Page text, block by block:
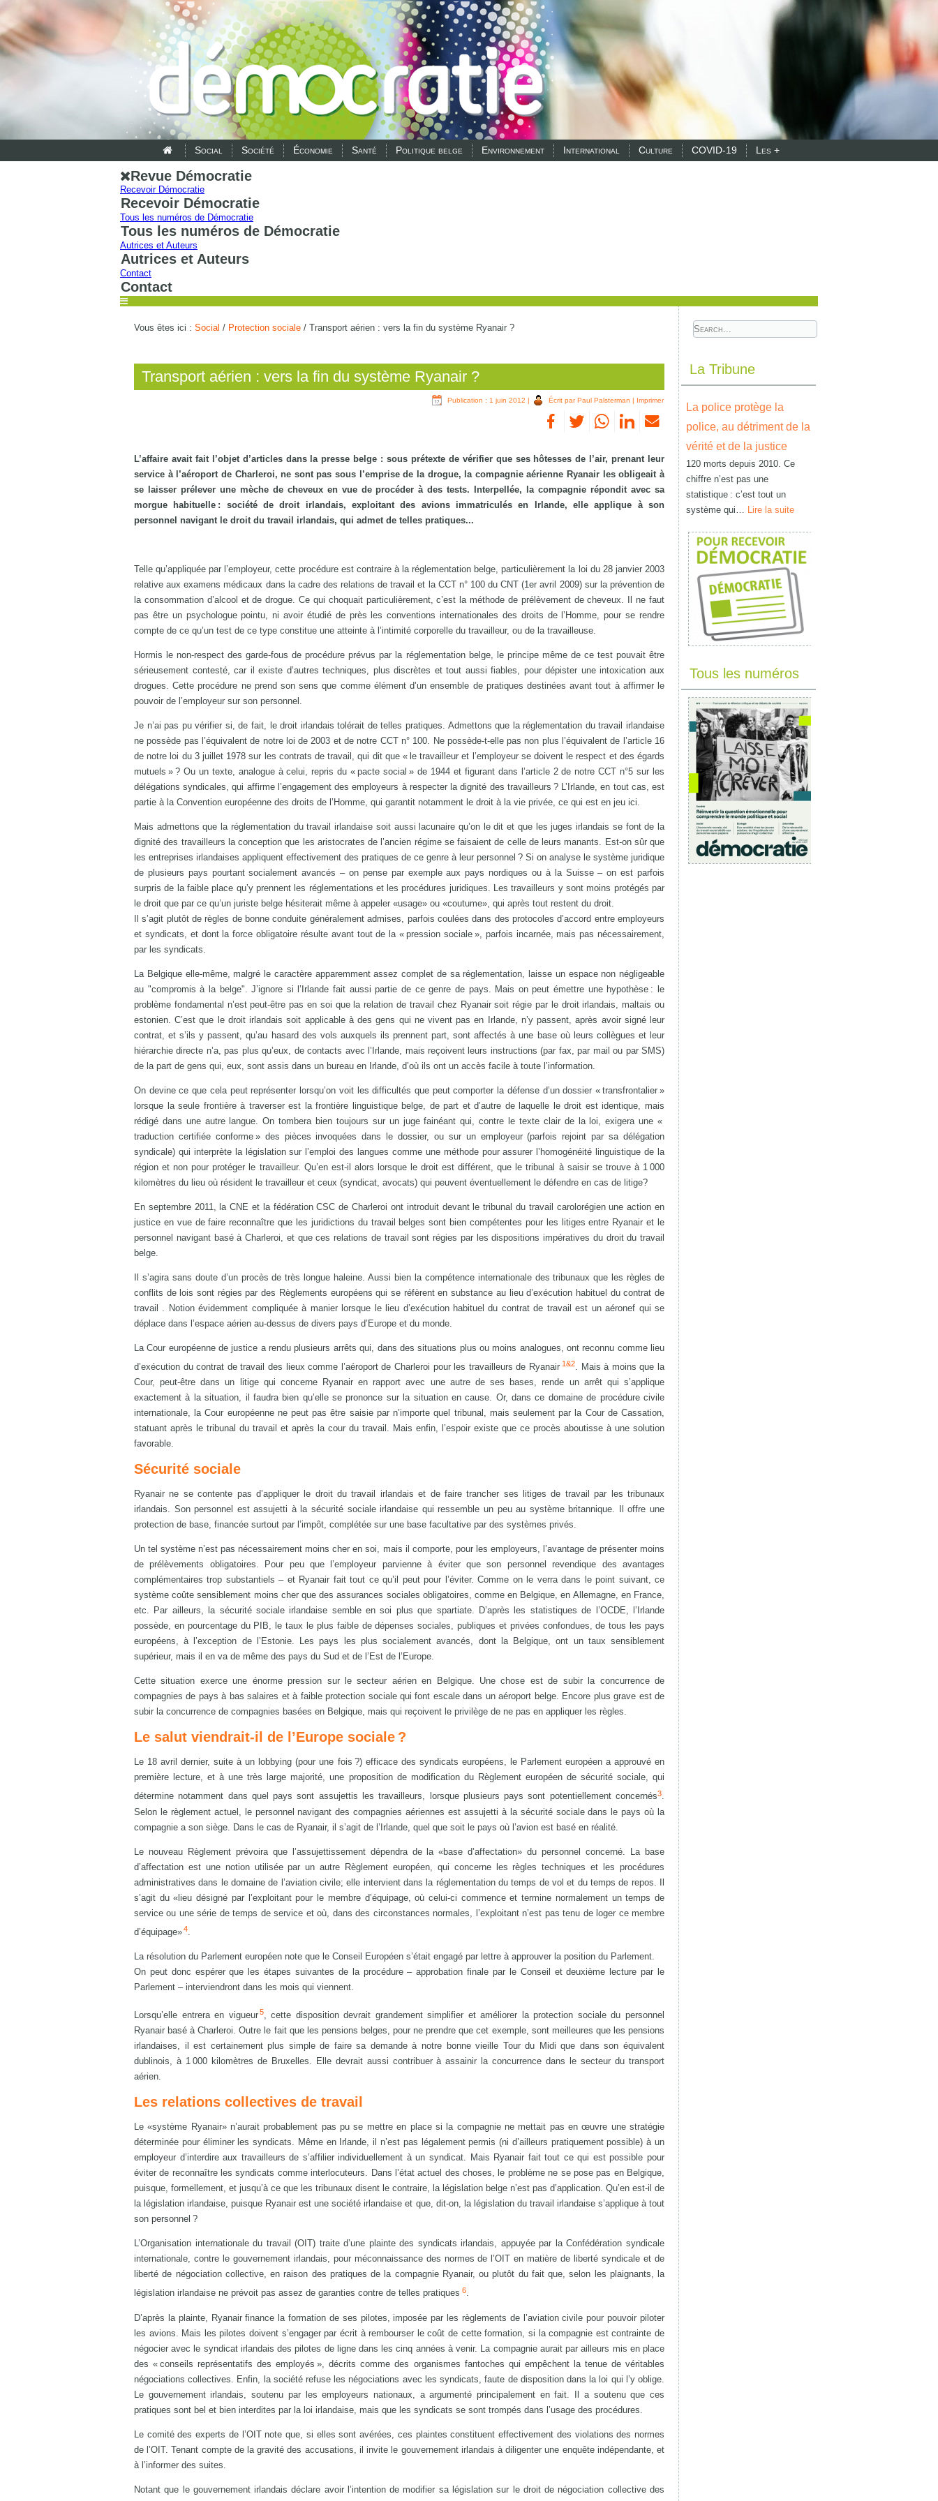
Social Société Économie Santé Politique belge Environnement International Culture COVID-19 Les +
Revue Démocratie
Recevoir Démocratie
Recevoir Démocratie
Tous les numéros de Démocratie
Tous les numéros de Démocratie
Autrices et Auteurs
Autrices et Auteurs
Contact
Contact
Vous êtes ici : Social / Protection sociale / Transport aérien : vers la fin du système Ryanair ?
Transport aérien : vers la fin du système Ryanair ?
Publication : 1 juin 2012 | Écrit par Paul Palsterman | Imprimer
L’affaire avait fait l’objet d’articles dans la presse belge : sous prétexte de vérifier que ses hôtesses de l’air, prenant leur
service à l’aéroport de Charleroi, ne sont pas sous l’emprise de la drogue, la compagnie aérienne Ryanair les obligeait à
se laisser prélever une mèche de cheveux en vue de procéder à des tests. Interpellée, la compagnie répondit avec sa
morgue habituelle : société de droit irlandais, exploitant des avions immatriculés en Irlande, elle applique à son
personnel navigant le droit du travail irlandais, qui admet de telles pratiques...
Telle qu’appliquée par l’employeur, cette procédure est contraire à la réglementation belge, particulièrement la loi du 28 janvier 2003
relative aux examens médicaux dans la cadre des relations de travail et la CCT n° 100 du CNT (1er avril 2009) sur la prévention de
la consommation d’alcool et de drogue. Ce qui choquait particulièrement, c’est la méthode de prélèvement de cheveux. Il ne faut
pas être un psychologue pointu, ni avoir étudié de près les conventions internationales des droits de l’Homme, pour se rendre
compte de ce qu’un test de ce type constitue une atteinte à l’intimité corporelle du travailleur, ou de la travailleuse.
Hormis le non-respect des garde-fous de procédure prévus par la réglementation belge, le principe même de ce test pouvait être
sérieusement contesté, car il existe d’autres techniques, plus discrètes et tout aussi fiables, pour dépister une intoxication aux
drogues. Cette procédure ne prend son sens que comme élément d’un ensemble de pratiques destinées avant tout à affirmer le
pouvoir de l’employeur sur son personnel.
Je n’ai pas pu vérifier si, de fait, le droit irlandais tolérait de telles pratiques. Admettons que la réglementation du travail irlandaise
ne possède pas l’équivalent de notre loi de 2003 et de notre CCT n° 100. Ne possède-t-elle pas non plus l’équivalent de l’article 16
de notre loi du 3 juillet 1978 sur les contrats de travail, qui dit que « le travailleur et l’employeur se doivent le respect et des égards
mutuels » ? Ou un texte, analogue à celui, repris du « pacte social » de 1944 et figurant dans l’article 2 de notre CCT n°5 sur les
délégations syndicales, qui affirme l’engagement des employeurs à respecter la dignité des travailleurs ? L’Irlande, en tout cas, est
partie à la Convention européenne des droits de l’Homme, qui garantit notamment le droit à la vie privée, ce qui est en jeu ici.
Mais admettons que la réglementation du travail irlandaise soit aussi lacunaire qu’on le dit et que les juges irlandais se font de la
dignité des travailleurs la conception que les aristocrates de l’ancien régime se faisaient de celle de leurs manants. Est-on sûr que
les entreprises irlandaises appliquent effectivement des pratiques de ce genre à leur personnel ? Si on analyse le système juridique
de plusieurs pays pourtant socialement avancés – on pense par exemple aux pays nordiques ou à la Suisse – on est parfois
surpris de la faible place qu’y prennent les réglementations et les procédures juridiques. Les travailleurs y sont moins protégés par
le droit que par ce qu’un juriste belge hésiterait même à appeler «usage» ou «coutume», qui après tout restent du droit.
Il s’agit plutôt de règles de bonne conduite généralement admises, parfois coulées dans des protocoles d’accord entre employeurs
et syndicats, et dont la force obligatoire résulte avant tout de la « pression sociale », parfois incarnée, mais pas nécessairement,
par les syndicats.
La Belgique elle-même, malgré le caractère apparemment assez complet de sa réglementation, laisse un espace non négligeable
au "compromis à la belge". J’ignore si l’Irlande fait aussi partie de ce genre de pays. Mais on peut émettre une hypothèse : le
problème fondamental n’est peut-être pas en soi que la relation de travail chez Ryanair soit régie par le droit irlandais, maltais ou
estonien. C’est que le droit irlandais soit applicable à des gens qui ne vivent pas en Irlande, n’y passent, après avoir signé leur
contrat, et s’ils y passent, qu’au hasard des vols auxquels ils prennent part, sont affectés à une base où leurs collègues et leur
hiérarchie directe n’a, pas plus qu’eux, de contacts avec l’Irlande, mais reçoivent leurs instructions (par fax, par mail ou par SMS)
de la part de gens qui, eux, sont assis dans un bureau en Irlande, d’où ils ont un accès facile à toute l’information.
On devine ce que cela peut représenter lorsqu’on voit les difficultés que peut comporter la défense d’un dossier « transfrontalier »
lorsque la seule frontière à traverser est la frontière linguistique belge, de part et d’autre de laquelle le droit est identique, mais
rédigé dans une autre langue. On tombera bien toujours sur un juge fainéant qui, contre le texte clair de la loi, exigera une «
traduction certifiée conforme » des pièces invoquées dans le dossier, ou sur un employeur (parfois rejoint par sa délégation
syndicale) qui interprète la législation sur l’emploi des langues comme une méthode pour assurer l’homogénéité linguistique de la
région et non pour protéger le travailleur. Qu’en est-il alors lorsque le droit est différent, que le tribunal à saisir se trouve à 1 000
kilomètres du lieu où résident le travailleur et ceux (syndicat, avocats) qui peuvent éventuellement le défendre en cas de litige?
En septembre 2011, la CNE et la fédération CSC de Charleroi ont introduit devant le tribunal du travail carolorégien une action en
justice en vue de faire reconnaître que les juridictions du travail belges sont bien compétentes pour les litiges entre Ryanair et le
personnel navigant basé à Charleroi, et que ces relations de travail sont régies par les dispositions impératives du droit du travail
belge.
Il s’agira sans doute d’un procès de très longue haleine. Aussi bien la compétence internationale des tribunaux que les règles de
conflits de lois sont régies par des Règlements européens qui se réfèrent en substance au lieu d’exécution habituel du contrat de
travail . Notion évidemment compliquée à manier lorsque le lieu d’exécution habituel du contrat de travail est un aéronef qui se
déplace dans l’espace aérien au-dessus de divers pays d’Europe et du monde.
La Cour européenne de justice a rendu plusieurs arrêts qui, dans des situations plus ou moins analogues, ont reconnu comme lieu
d’exécution du contrat de travail des lieux comme l’aéroport de Charleroi pour les travailleurs de Ryanair 1&2. Mais à moins que la
Cour, peut-être dans un litige qui concerne Ryanair en rapport avec une autre de ses bases, rende un arrêt qui s’applique
exactement à la situation, il faudra bien qu’elle se prononce sur la situation en cause. Or, dans ce domaine de procédure civile
internationale, la Cour européenne ne peut pas être saisie par n’importe quel tribunal, mais seulement par la Cour de Cassation,
statuant après le tribunal du travail et après la cour du travail. Mais enfin, l’espoir existe que ce procès aboutisse à une solution
favorable.
Sécurité sociale
Ryanair ne se contente pas d’appliquer le droit du travail irlandais et de faire trancher ses litiges de travail par les tribunaux
irlandais. Son personnel est assujetti à la sécurité sociale irlandaise qui ressemble un peu au système britannique. Il offre une
protection de base, financée surtout par l’impôt, complétée sur une base facultative par des systèmes privés.
Un tel système n’est pas nécessairement moins cher en soi, mais il comporte, pour les employeurs, l’avantage de présenter moins
de prélèvements obligatoires. Pour peu que l’employeur parvienne à éviter que son personnel revendique des avantages
complémentaires trop substantiels – et Ryanair fait tout ce qu’il peut pour l’éviter. Comme on le verra dans le point suivant, ce
système coûte sensiblement moins cher que des assurances sociales obligatoires, comme en Belgique, en Allemagne, en France,
etc. Par ailleurs, la sécurité sociale irlandaise semble en soi plus que spartiate. D’après les statistiques de l’OCDE, l’Irlande
possède, en pourcentage du PIB, le taux le plus faible de dépenses sociales, publiques et privées confondues, de tous les pays
européens, à l’exception de l’Estonie. Les pays les plus socialement avancés, dont la Belgique, ont un taux sensiblement
supérieur, mais il en va de même des pays du Sud et de l’Est de l’Europe.
Cette situation exerce une énorme pression sur le secteur aérien en Belgique. Une chose est de subir la concurrence de
compagnies de pays à bas salaires et à faible protection sociale qui font escale dans un aéroport belge. Encore plus grave est de
subir la concurrence de compagnies basées en Belgique, mais qui reçoivent le privilège de ne pas en appliquer les règles.
Le salut viendrait-il de l’Europe sociale ?
Le 18 avril dernier, suite à un lobbying (pour une fois ?) efficace des syndicats européens, le Parlement européen a approuvé en
première lecture, et à une très large majorité, une proposition de modification du Règlement européen de sécurité sociale, qui
détermine notamment dans quel pays sont assujettis les travailleurs, lorsque plusieurs pays sont potentiellement concernés3.
Selon le règlement actuel, le personnel navigant des compagnies aériennes est assujetti à la sécurité sociale dans le pays où la
compagnie a son siège. Dans le cas de Ryanair, il s’agit de l’Irlande, quel que soit le pays où l’avion est basé en réalité.
Le nouveau Règlement prévoira que l’assujettissement dépendra de la «base d’affectation» du personnel concerné. La base
d’affectation est une notion utilisée par un autre Règlement européen, qui concerne les règles techniques et les procédures
administratives dans le domaine de l’aviation civile; elle intervient dans la réglementation du temps de vol et du temps de repos. Il
s’agit du «lieu désigné par l’exploitant pour le membre d’équipage, où celui-ci commence et termine normalement un temps de
service ou une série de temps de service et où, dans des circonstances normales, l’exploitant n’est pas tenu de loger ce membre
d’équipage»4
La résolution du Parlement européen note que le Conseil Européen s’était engagé par lettre à approuver la position du Parlement.
On peut donc espérer que les étapes suivantes de la procédure – approbation finale par le Conseil et deuxième lecture par le
Parlement – interviendront dans les mois qui viennent.
Lorsqu’elle entrera en vigueur5, cette disposition devrait grandement simplifier et améliorer la protection sociale du personnel
Ryanair basé à Charleroi. Outre le fait que les pensions belges, pour ne prendre que cet exemple, sont meilleures que les pensions
irlandaises, il est certainement plus simple de faire sa demande à notre bonne vieille Tour du Midi que dans son équivalent
dublinois, à 1 000 kilomètres de Bruxelles. Elle devrait aussi contribuer à assainir la concurrence dans le secteur du transport
aérien.
Les relations collectives de travail
Le «système Ryanair» n’aurait probablement pas pu se mettre en place si la compagnie ne mettait pas en œuvre une stratégie
déterminée pour éliminer les syndicats. Même en Irlande, il n’est pas légalement permis (ni d’ailleurs pratiquement possible) à un
employeur d’interdire aux travailleurs de s’affilier individuellement à un syndicat. Mais Ryanair fait tout ce qui est possible pour
éviter de reconnaître les syndicats comme interlocuteurs. Dans l’état actuel des choses, le problème ne se pose pas en Belgique,
puisque, formellement, et jusqu’à ce que les tribunaux disent le contraire, la législation belge n’est pas d’application. Qu’en est-il de
la législation irlandaise, puisque Ryanair est une société irlandaise et que, dit-on, la législation du travail irlandaise s’applique à tout
son personnel ?
L’Organisation internationale du travail (OIT) traite d’une plainte des syndicats irlandais, appuyée par la Confédération syndicale
internationale, contre le gouvernement irlandais, pour méconnaissance des normes de l’OIT en matière de liberté syndicale et de
liberté de négociation collective, en raison des pratiques de la compagnie Ryanair, ou plutôt du fait que, selon les plaignants, la
législation irlandaise ne prévoit pas assez de garanties contre de telles pratiques 6.
D’après la plainte, Ryanair finance la formation de ses pilotes, imposée par les règlements de l’aviation civile pour pouvoir piloter
les avions. Mais les pilotes doivent s’engager par écrit à rembourser le coût de cette formation, si la compagnie est contrainte de
négocier avec le syndicat irlandais des pilotes de ligne dans les cinq années à venir. La compagnie aurait par ailleurs mis en place
des « conseils représentatifs des employés », décrits comme des organismes fantoches qui empêchent la tenue de véritables
négociations collectives. Enfin, la société refuse les négociations avec les syndicats, faute de disposition dans la loi qui l’y oblige.
Le gouvernement irlandais, soutenu par les employeurs nationaux, a argumenté principalement en fait. Il a soutenu que ces
pratiques sont bel et bien interdites par la loi irlandaise, mais que les syndicats se sont trompés dans l’usage des procédures.
Le comité des experts de l’OIT note que, si elles sont avérées, ces plaintes constituent effectivement des violations des normes
de l’OIT. Tenant compte de la gravité des accusations, il invite le gouvernement irlandais à diligenter une enquête indépendante, et
à l’informer des suites.
Notant que le gouvernement irlandais déclare avoir l’intention de modifier sa législation sur le droit de négociation collective des
La Tribune
La police protège la
police, au détriment de la
vérité et de la justice
120 morts depuis 2010. Ce
chiffre n’est pas une
statistique : c’est tout un
système qui… Lire la suite
Tous les numéros